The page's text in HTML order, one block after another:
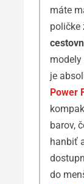
máte
poličke
je
Power
barov,
hanbiť
do